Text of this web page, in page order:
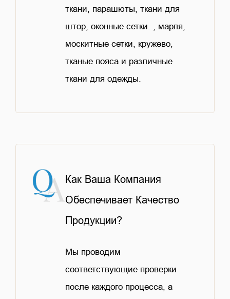
ткани, парашюты, ткани для
штор, оконные сетки. , марля,
москитные сетки, кружево,
тканые пояса и различные
ткани для одежды.
Как Ваша Компания
Обеспечивает Качество
Продукции?
Мы проводим
соответствующие проверки
после каждого процесса, а